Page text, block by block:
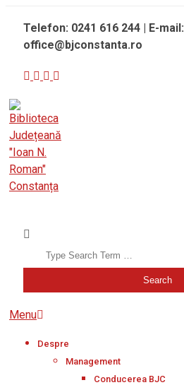
content
Telefon: 0241 616 244 | E-mail:
office@bjconstanta.ro
Search
Secondary
Menu
Menu
Despre
Management
Conducerea BJC